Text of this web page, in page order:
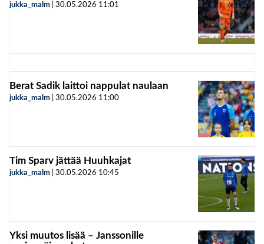
jukka_malm 30.05.2026 11:01
Berat Sadik laittoi nappulat naulaan
jukka_malm 30.05.2026 11:00
Tim Sparv jättää Huuhkajat
jukka_malm 30.05.2026 10:45
Yksi muutos lisää – Janssonille